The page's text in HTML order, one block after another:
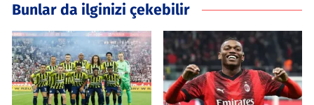
Bunlar da ilginizi çekebilir